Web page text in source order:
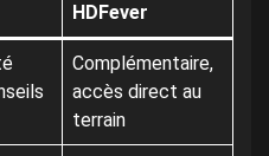
HDFever
Complémentaire,
accès direct au
terrain